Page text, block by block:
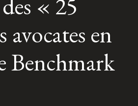
d’Osler
avocates en
Benchmark